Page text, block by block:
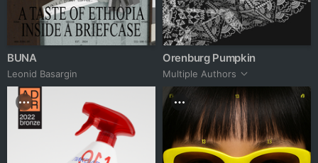
BUNA
Leonid Basargin
Orenburg Pumpkin
Multiple Authors